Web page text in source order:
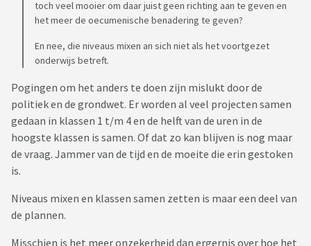
toch veel mooier om daar juist geen richting aan te geven en
het meer de oecumenische benadering te geven?
En nee, die niveaus mixen an sich niet als het voortgezet
onderwijs betreft.
Pogingen om het anders te doen zijn mislukt door de
politiek en de grondwet. Er worden al veel projecten samen
gedaan in klassen 1 t/m 4 en de helft van de uren in de
hoogste klassen is samen. Of dat zo kan blijven is nog maar
de vraag. Jammer van de tijd en de moeite die erin gestoken
is.
Niveaus mixen en klassen samen zetten is maar een deel van
de plannen.
Misschien is het meer onzekerheid dan ergernis over hoe het